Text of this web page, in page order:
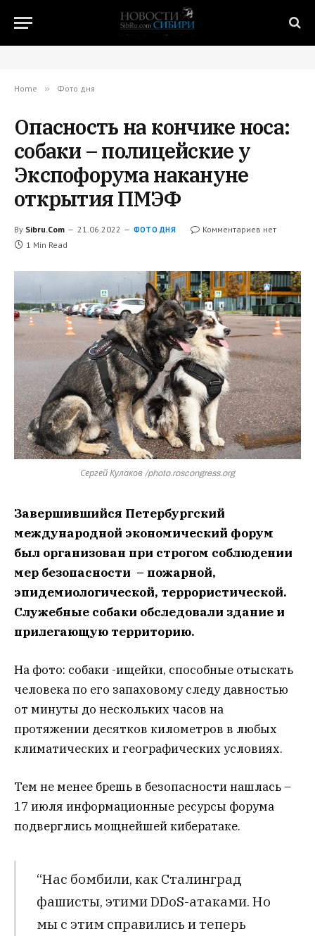
Home » Фото дня
Опасность на кончике носа:
собаки – полицейские у
Экспофорума накануне
открытия ПМЭФ
By Sibru.Com 21.06.2022 ФОТО ДНЯ
Комментариев нет
1 Min Read
Сергей Кулаков /photo.roscongress.org
Завершившийся Петербургский
международной экономический форум
был организован при строгом соблюдении
мер безопасности – пожарной,
эпидемиологической, террористической.
Служебные собаки обследовали здание и
прилегающую территорию.
На фото: собаки -ищейки, способные отыскать
человека по его запаховому следу давностью
от минуты до нескольких часов на
протяжении десятков километров в любых
климатических и географических условиях.
Тем не менее брешь в безопасности нашлась –
17 июля информационные ресурсы форума
подверглись мощнейшей кибератаке.
“Нас бомбили, как Сталинград
фашисты, этими DDoS-атаками. Но
мы с этим справились и теперь